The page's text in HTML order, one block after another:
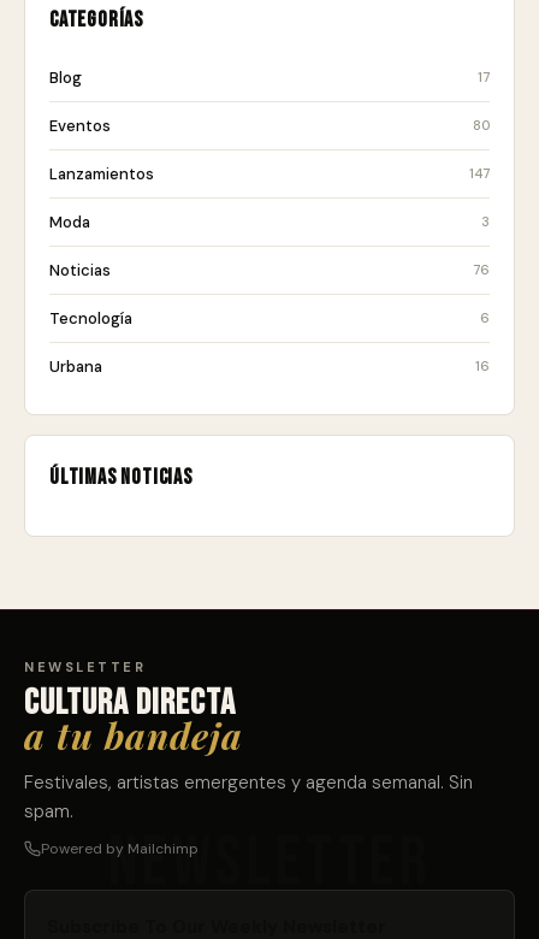
Categorías
Blog 17
Eventos 80
Lanzamientos 147
Moda 3
Noticias 76
Tecnología 6
Urbana 16
Últimas noticias
NEWSLETTER
Cultura directa
a tu bandeja
Festivales, artistas emergentes y agenda semanal. Sin
spam.
Powered by Mailchimp